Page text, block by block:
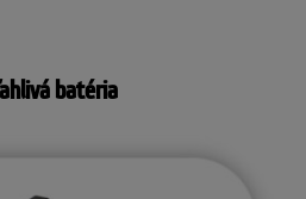
batéria